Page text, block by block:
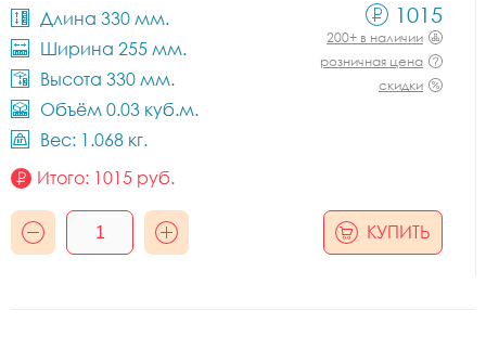
Длина 330 мм.
Ширина 255 мм.
Высота 330 мм.
Объём 0.03 куб.м.
Вес: 1.068 кг.
1015
200+ в наличии
розничная цена
скидки
Итого: 1015 руб.
КУПИТЬ